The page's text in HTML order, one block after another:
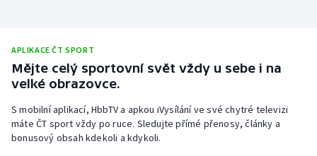
Ragby
Rychlobruslení
Rychlostní kanoistika
APLIKACE ČT SPORT
Mějte celý sportovní svět vždy u sebe i na
velké obrazovce.
S mobilní aplikací, HbbTV a apkou iVysílání ve své chytré televizi
máte ČT sport vždy po ruce. Sledujte přímé přenosy, články a
bonusový obsah kdekoli a kdykoli.